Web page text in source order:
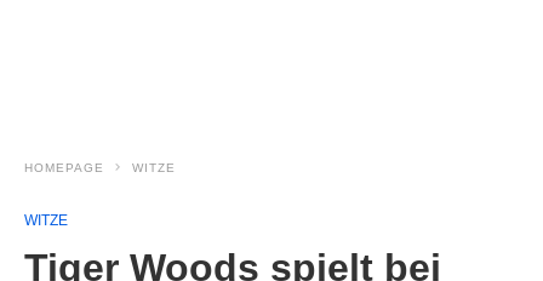
HOMEPAGE WITZE
WITZE
Tiger Woods spielt bei